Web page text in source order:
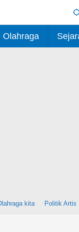
Olahraga
kita Politik Artis